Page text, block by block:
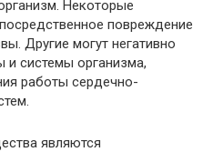
Некоторые
повреждение
Другие могут негативно
и системы организма,
работы сердечно-
являются